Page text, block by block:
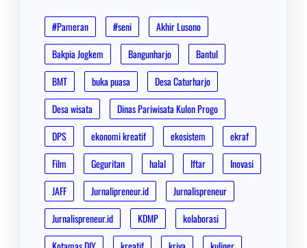
#Pameran #seni
Akhir Lusono
Bakpia Jogkem
Bangunharjo
Bantul
BMT
buka puasa
Desa Caturharjo
Desa wisata
Dinas Pariwisata Kulon Progo
DPS
ekonomi kreatif ekosistem
ekraf
Film
Geguritan halal Iftar
Inovasi
JAFF
Jurnalipreneur.id
Jurnalispreneur
Jurnalispreneur.id
KDMP
kolaborasi